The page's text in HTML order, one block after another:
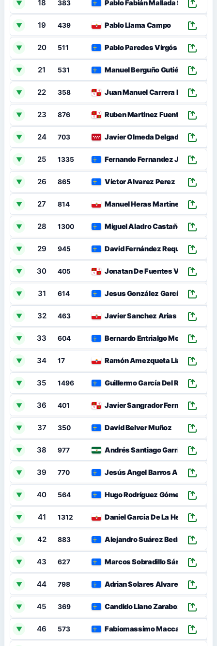
▼ 18 383 Pablo Fabián Mallada Sánchez
▼ 19 439 Pablo Llama Campo
▼ 20 511 Pablo Paredes Virgós
▼ 21 531 Manuel Berguño Gutiérrez
▼ 22 358 Juan Manuel Carrera Fernández
▼ 23 876 Ruben Martinez Fuente
▼ 24 703 Javier Olmeda Delgado
▼ 25 1335 Fernando Fernandez Junquera
▼ 26 865 Victor Alvarez Perez
▼ 27 814 Manuel Heras Martinez
▼ 28 1300 Miguel Aladro Castañeda
▼ 29 945 David Fernández Requeijo
▼ 30 405 Jonatan De Fuentes Villa
▼ 31 614 Jesus González García
▼ 32 463 Javier Sanchez Arias
▼ 33 604 Bernardo Entrialgo Montaño
▼ 34 17 Ramón Amezqueta Liaño
▼ 35 1496 Guillermo García Del Río
▼ 36 401 Javier Sangrador Fernández
▼ 37 350 David Belver Muñoz
▼ 38 977 Andrés Santiago Garrido
▼ 39 770 Jesús Ángel Barros Abarrio
▼ 40 564 Hugo Rodríguez Gómez
▼ 41 1312 Daniel Garcia De La Hera
▼ 42 883 Alejandro Suárez Bedia
▼ 43 627 Marcos Sobradillo Sánchez
▼ 44 798 Adrian Solares Alvarez
▼ 45 369 Candido Llano Zarabozo
▼ 46 573 Fabiomassimo Maccagnan